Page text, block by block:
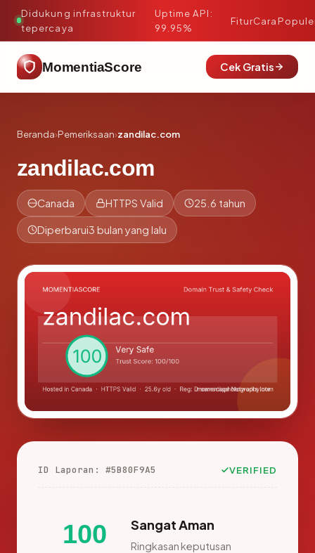
Didukung infrastruktur
tepercaya
·
Uptime API:
99.95%
FiturCara
MomentiaScore Cek Gratis
Beranda›Pemeriksaan›zandilac.com
zandilac.com
Canada HTTPS Valid 25.6 tahun
Diperbarui3 bulan yang lalu
ID Laporan: #5B80F9A5 VERIFIED
100 Sangat Aman
Ringkasan keputusan